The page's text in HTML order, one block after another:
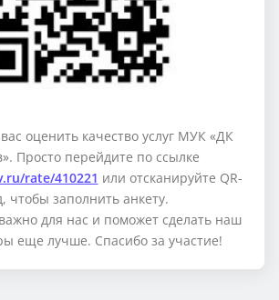
оценить качество услуг МУК «ДК
Просто перейдите по ссылке
rate/410221 или отсканируйте QR-
чтобы заполнить анкету.
для нас и поможет сделать наш
еще лучше. Спасибо за участие!